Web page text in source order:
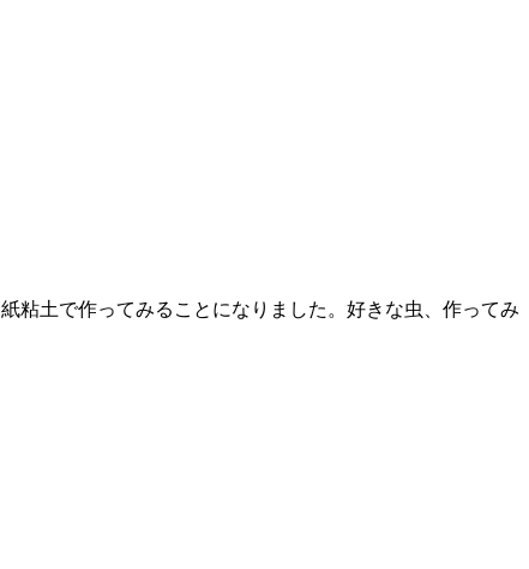
粘土で作ってみることになりました。好きな虫、作ってみ